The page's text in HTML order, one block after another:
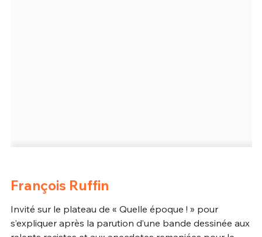
François Ruffin
Invité sur le plateau de « Quelle époque ! » pour
s’expliquer après la parution d’une bande dessinée aux